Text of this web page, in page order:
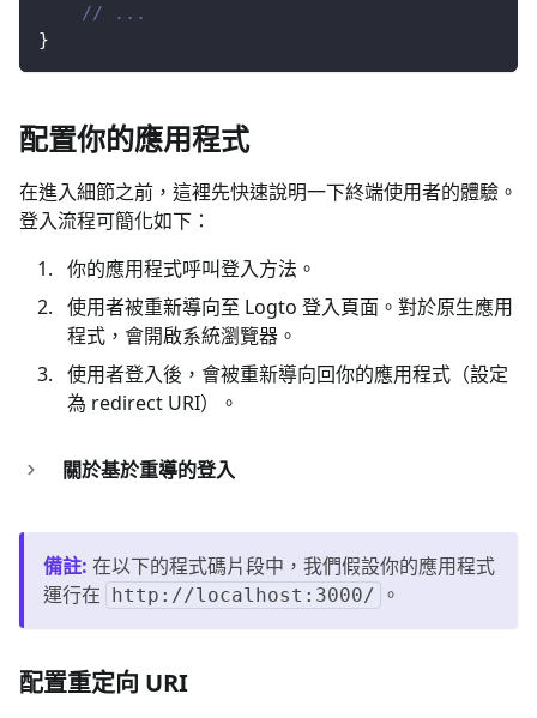
// ...
}
配置你的應用程式
在進入細節之前，這裡先快速說明一下終端使用者的體驗。
登入流程可簡化如下：
你的應用程式呼叫登入方法。
使用者被重新導向至 Logto 登入頁面。對於原生應用
程式，會開啟系統瀏覽器。
使用者登入後，會被重新導向回你的應用程式（設定
為 redirect URI）。
關於基於重導的登入
備註: 在以下的程式碼片段中，我們假設你的應用程式
運行在
http://localhost:3000/ 。
配置重定向 URI